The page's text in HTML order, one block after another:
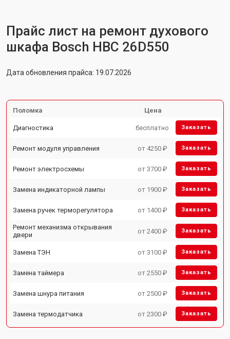
Прайс лист на ремонт духового
шкафа Bosch HBC 26D550
Дата обновления прайса: 19.07.2026
Поломка Цена
Диагностика бесплатно Заказать
Ремонт модуля управления от 4250 ₽ Заказать
Ремонт электросхемы от 3700 ₽ Заказать
Замена индикаторной лампы от 1900 ₽ Заказать
Замена ручек терморегулятора от 1400 ₽ Заказать
Ремонт механизма открывания
двери
от 2400 ₽ Заказать
Замена ТЭН от 3100 ₽ Заказать
Замена таймера от 2550 ₽ Заказать
Замена шнура питания от 2500 ₽ Заказать
Замена термодатчика от 2300 ₽ Заказать